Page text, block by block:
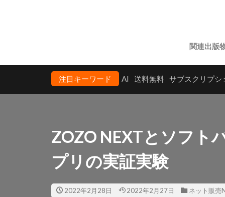
関連出版
注目キーワード AI 送料無料 サブスクリプシ
ZOZO NEXTとソフ
プリの実証実験
2022年2月28日 2022年2月27日 ネット販売